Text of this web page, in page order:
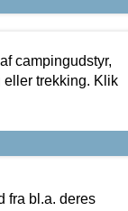
campingudstyr,
trekking. Klik
fra bl.a. deres